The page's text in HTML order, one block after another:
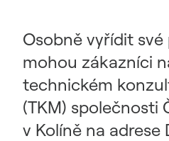
Osobně vyřídit
mohou zákazníci
technickém
(TKM) společnosti
v Kolíně na adrese